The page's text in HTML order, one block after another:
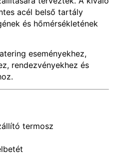
acél belső tartály
és hőmérsékletének
eseményekhez,
rendezvényekhez és
termosz